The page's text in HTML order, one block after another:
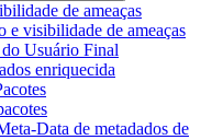
de ameaças
e visibilidade de ameaças
Usuário Final
enriquecida
Data de metadados de